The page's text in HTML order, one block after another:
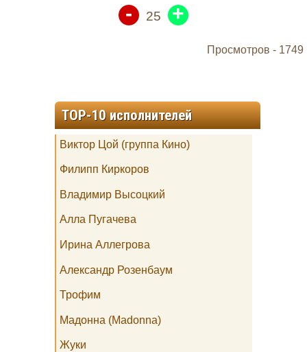
- 25 +
Просмотров - 1749
TOP-10 исполнителей
Виктор Цой (группа Кино)
Филипп Киркоров
Владимир Высоцкий
Алла Пугачева
Ирина Аллегрова
Александр Розенбаум
Трофим
Мадонна (Madonna)
Жуки